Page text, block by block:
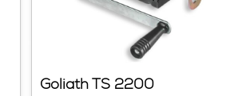
Goliath TS 2200